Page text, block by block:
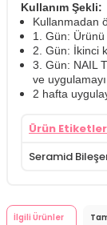
Kullanım Şekli:
Kullanmadan
1. Gün: Ürünü
2. Gün: İkinci
3. Gün: NAIL
ve
2 hafta
Ürün
Seramid
İlgili Ürünler